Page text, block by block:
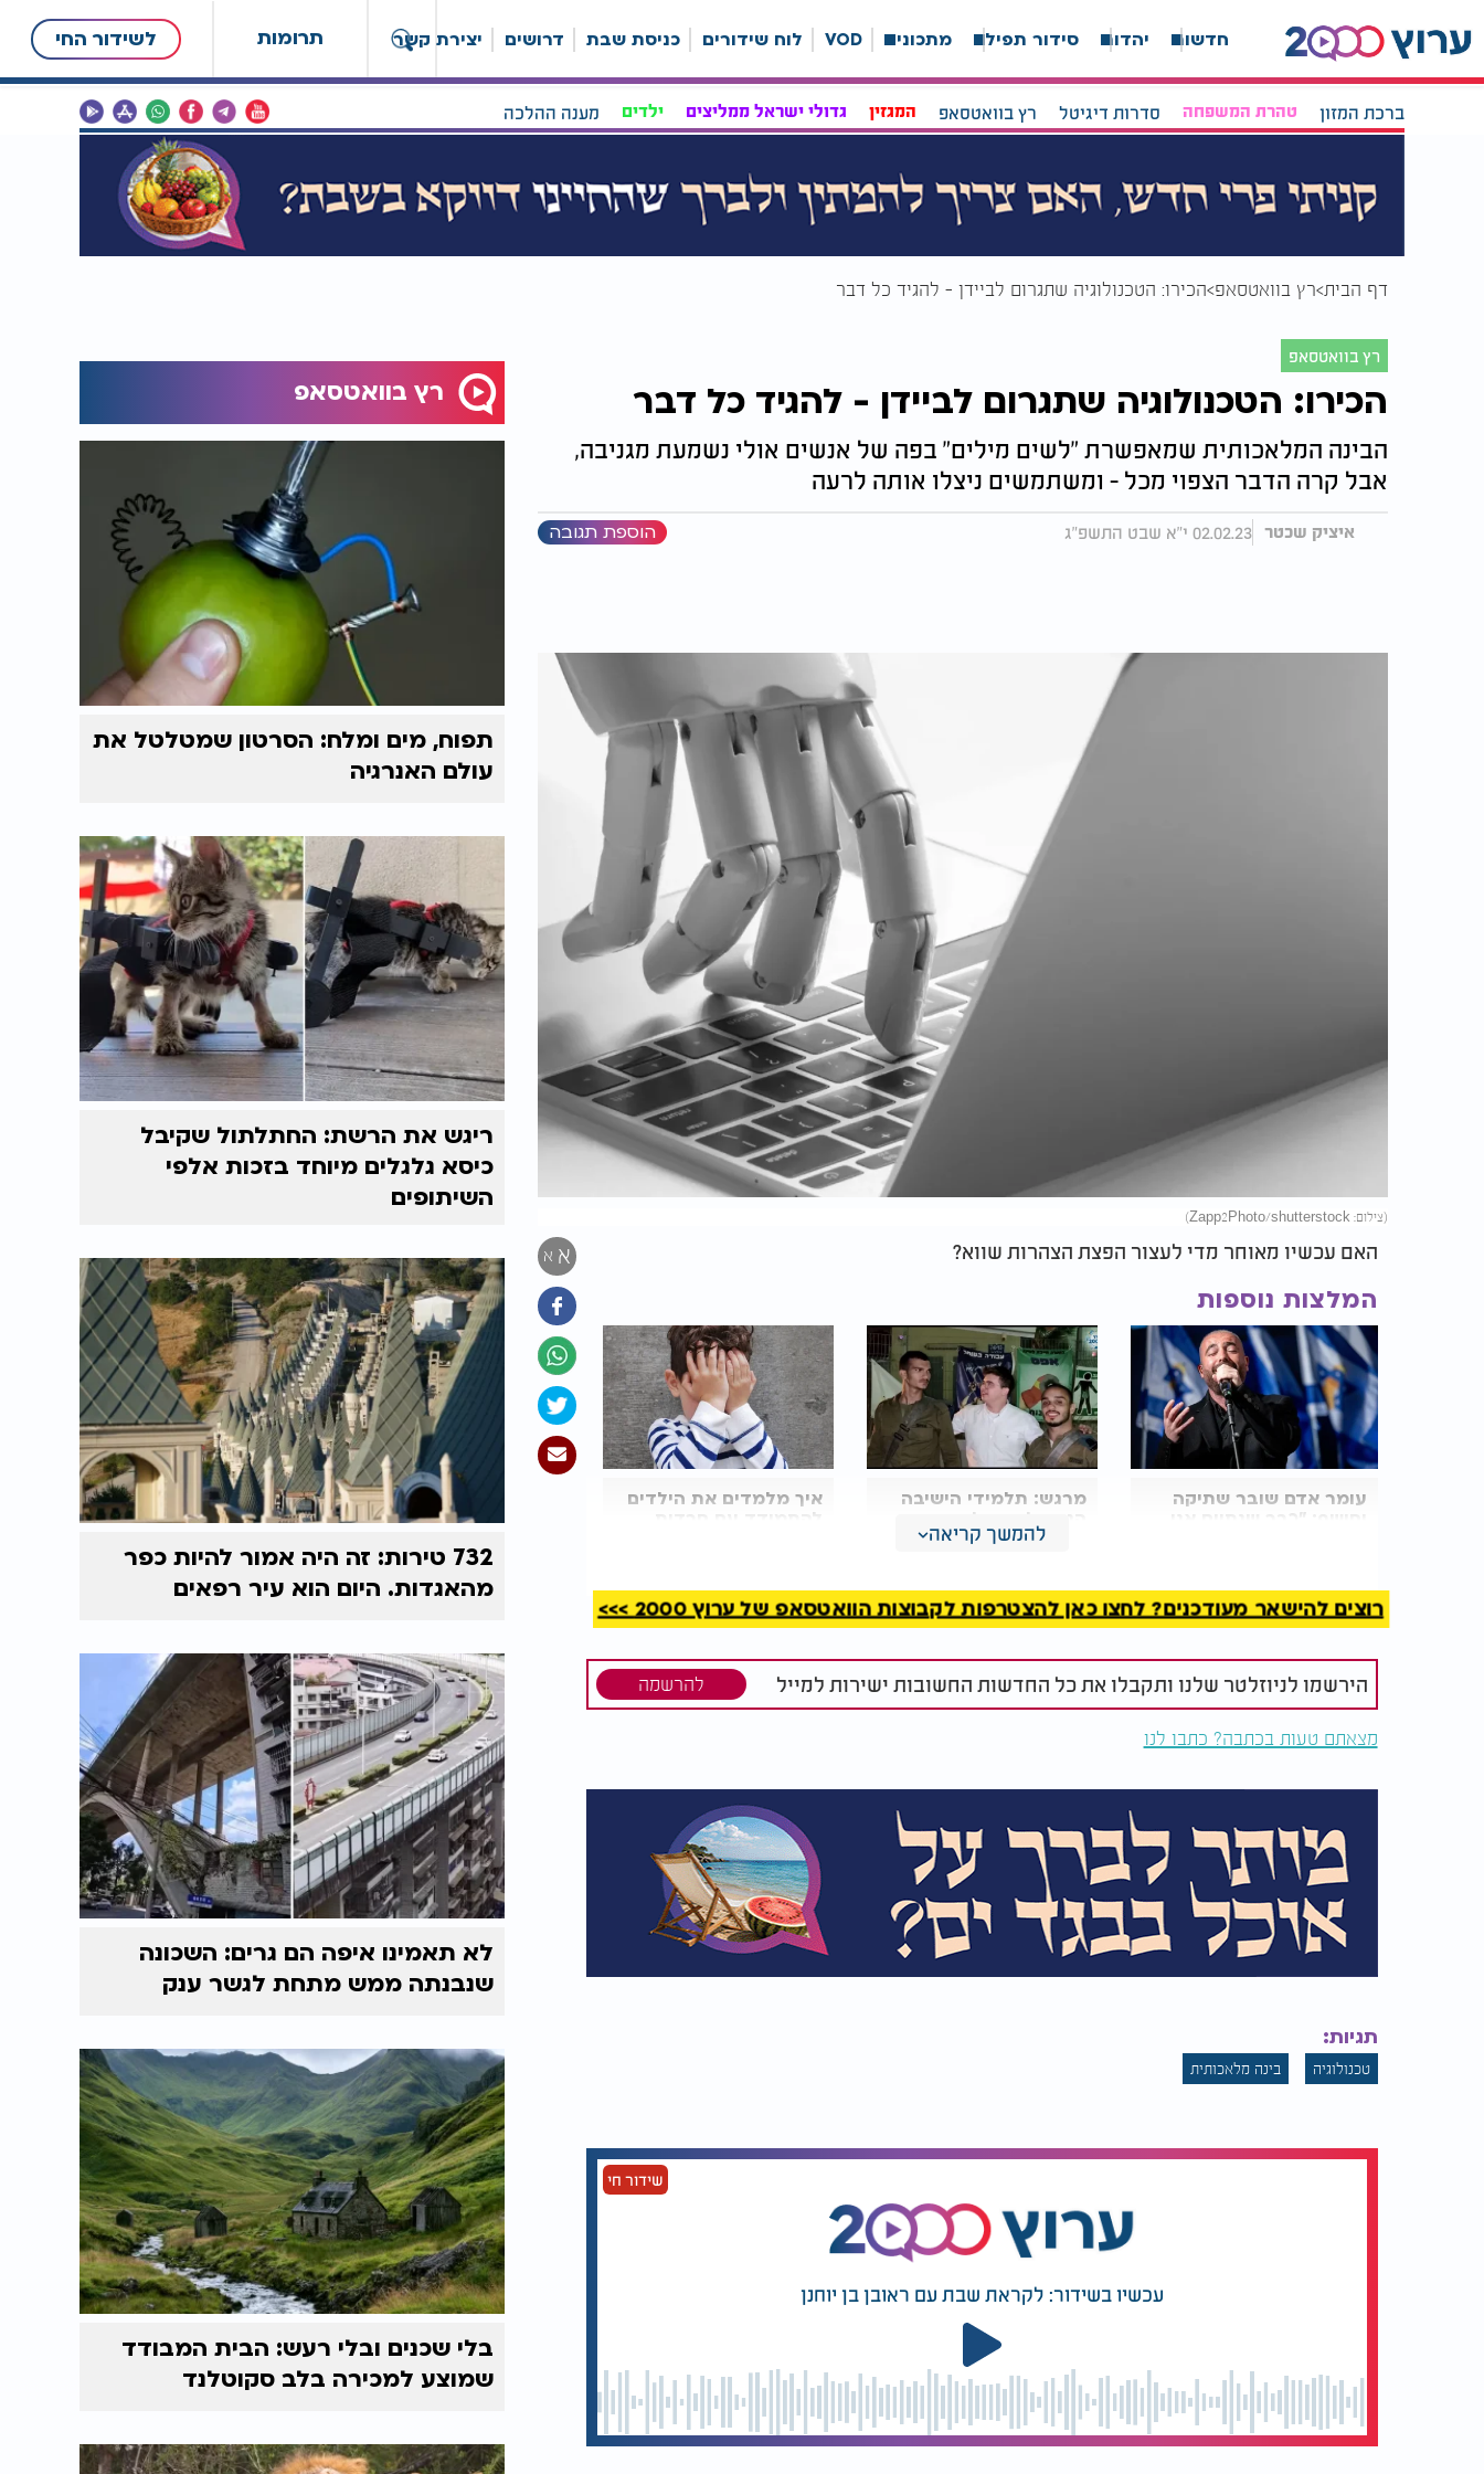
תרומות לשידור החי חדשות יהדות סידור תפילה מתכונים VOD לוח שידורים כניסת שבת דרושים יצירת קשר
ברכת המזון טהרת המשפחה סדרות דיגיטל רץ בוואטסאפ המגזין גדולי ישראל ממליצים ילדים מענה ההלכה
דף הבית רץ בוואטסאפ הכירו: הטכנולוגיה שתגרום לביידן - להגיד כל דבר
רץ בוואטסאפ
הכירו: הטכנולוגיה שתגרום לביידן - להגיד כל דבר
הבינה המלאכותית שמאפשרת "לשים מילים" בפה של אנשים אולי נשמעת מגניבה,
אבל קרה הדבר הצפוי מכל - ומשתמשים ניצלו אותה לרעה
איציק שכטר 02.02.23 י"א שבט התשפ"ג הוספת תגובה
(צילום: Zapp2Photo/shutterstock)
א א האם עכשיו מאוחר מדי לעצור הפצת הצהרות שווא?
המלצות נוספות
עומר אדם שובר שתיקה
וחושף: "כבר שנתיים אני
מרגש: תלמידי הישיבה
הגיעו לחזק ולברך את
חיילי צה"ל
איך מלמדים את הילדים
להתמודד עם חרדות
להמשך קריאה
רוצים להישאר מעודכנים? לחצו כאן להצטרפות לקבוצות הוואטסאפ של ערוץ 2000 >>>
הירשמו לניוזלטר שלנו ותקבלו את כל החדשות החשובות ישירות למייל להרשמה
מצאתם טעות בכתבה? כתבו לנו
תגיות:
טכנולוגיה בינה מלאכותית
שידור חי
עכשיו בשידור: לקראת שבת עם ראובן בן יוחנן
רץ בוואטסאפ
תפוח, מים ומלח: הסרטון שמטלטל את
עולם האנרגיה
ריגש את הרשת: החתלתול שקיבל
כיסא גלגלים מיוחד בזכות אלפי
השיתופים
732 טירות: זה היה אמור להיות כפר
מהאגדות. היום הוא עיר רפאים
לא תאמינו איפה הם גרים: השכונה
שנבנתה ממש מתחת לגשר ענק
בלי שכנים ובלי רעש: הבית המבודד
שמוצע למכירה בלב סקוטלנד